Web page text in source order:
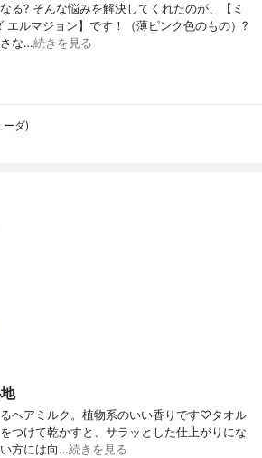
る? そんな悩みを解決してくれたのが、【ミ
エルマジョン】です！（薄ピンク色のもの）?
な…続きを見る
ーダ)
ヘアミルク。植物系のいい香りです♡タオル
つけて乾かすと、サラッとした仕上がりにな
方には向…続きを見る